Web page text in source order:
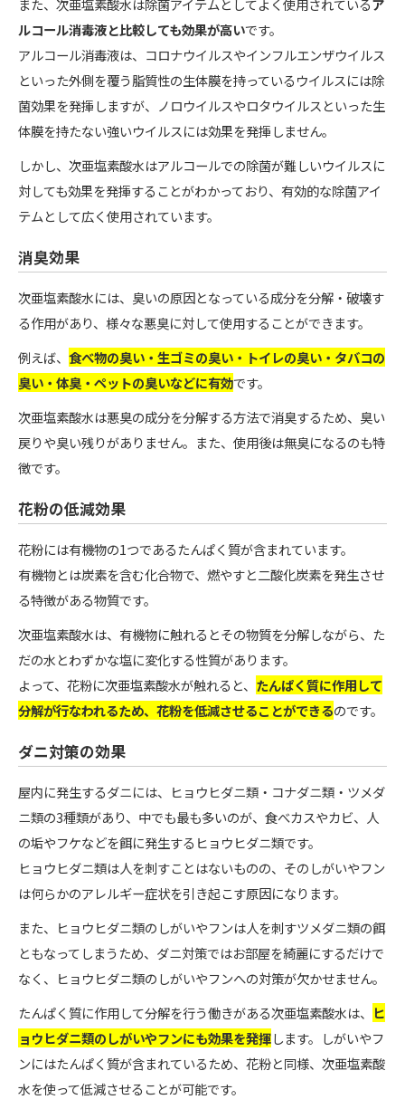
また、次亜塩素酸水は除菌アイテムとしてよく使用されているア
ルコール消毒液と比較しても効果が高いです。
アルコール消毒液は、コロナウイルスやインフルエンザウイルス
といった外側を覆う脂質性の生体膜を持っているウイルスには除
菌効果を発揮しますが、ノロウイルスやロタウイルスといった生
体膜を持たない強いウイルスには効果を発揮しません。
しかし、次亜塩素酸水はアルコールでの除菌が難しいウイルスに
対しても効果を発揮することがわかっており、有効的な除菌アイ
テムとして広く使用されています。
消臭効果
次亜塩素酸水には、臭いの原因となっている成分を分解・破壊す
る作用があり、様々な悪臭に対して使用することができます。
例えば、 食べ物の臭い・生ゴミの臭い・トイレの臭い・タバコの
臭い・体臭・ペットの臭いなどに有効です。
次亜塩素酸水は悪臭の成分を分解する方法で消臭するため、臭い
戻りや臭い残りがありません。また、使用後は無臭になるのも特
徴です。
花粉の低減効果
花粉には有機物の1つであるたんぱく質が含まれています。
有機物とは炭素を含む化合物で、燃やすと二酸化炭素を発生させ
る特徴がある物質です。
次亜塩素酸水は、有機物に触れるとその物質を分解しながら、た
だの水とわずかな塩に変化する性質があります。
よって、花粉に次亜塩素酸水が触れると、 たんぱく質に作用して
分解が行なわれるため、花粉を低減させることができるのです。
ダニ対策の効果
屋内に発生するダニには、ヒョウヒダニ類・コナダニ類・ツメダ
ニ類の3種類があり、中でも最も多いのが、食べカスやカビ、人
の垢やフケなどを餌に発生するヒョウヒダニ類です。
ヒョウヒダニ類は人を刺すことはないものの、そのしがいやフン
は何らかのアレルギー症状を引き起こす原因になります。
また、ヒョウヒダニ類のしがいやフンは人を刺すツメダニ類の餌
ともなってしまうため、ダニ対策ではお部屋を綺麗にするだけで
なく、ヒョウヒダニ類のしがいやフンへの対策が欠かせません。
たんぱく質に作用して分解を行う働きがある次亜塩素酸水は、
ヒ
ョウヒダニ類のしがいやフンにも効果を発揮します。しがいやフ
ンにはたんぱく質が含まれているため、花粉と同様、次亜塩素酸
水を使って低減させることが可能です。